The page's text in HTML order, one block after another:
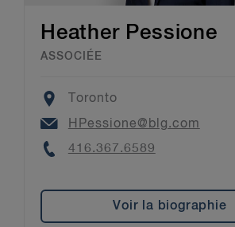
Heather Pessione
ASSOCIÉE
Location
Toronto
Email
HPessione@blg.com
Phone
416.367.6589
Voir la biographie